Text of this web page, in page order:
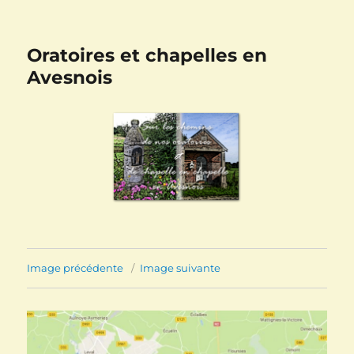
Oratoires et chapelles en
Avesnois
Image précédente Image suivante